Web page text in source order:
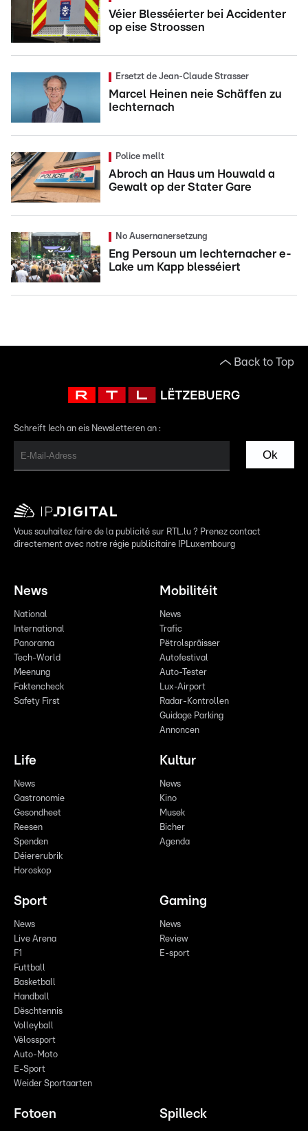
Véier Blesséierter bei Accidenter
op eise Stroossen
Ersetzt de Jean-Claude Strasser
Marcel Heinen neie Schäffen zu
Iechternach
Police mellt
Abroch an Haus um Houwald a
Gewalt op der Stater Gare
No Ausernanersetzung
Eng Persoun um Iechternacher e-
Lake um Kapp blesséiert
Back to Top
Schreift Iech an eis Newsletteren an :
Ok
Vous souhaitez faire de la publicité sur RTL.lu ? Prenez contact
directement avec notre régie publicitaire IPLuxembourg
News
National
International
Panorama
Tech-World
Meenung
Faktencheck
Safety First
Mobilitéit
News
Trafic
Pëtrolspräisser
Autofestival
Auto-Tester
Lux-Airport
Radar-Kontrollen
Guidage Parking
Annoncen
Life
News
Gastronomie
Gesondheet
Reesen
Spenden
Déiererubrik
Horoskop
Kultur
News
Kino
Musek
Bicher
Agenda
Sport
News
Live Arena
F1
Futtball
Basketball
Handball
Dëschtennis
Volleyball
Vëlossport
Auto-Moto
E-Sport
Weider Sportaarten
Gaming
News
Review
E-sport
Fotoen Spilleck